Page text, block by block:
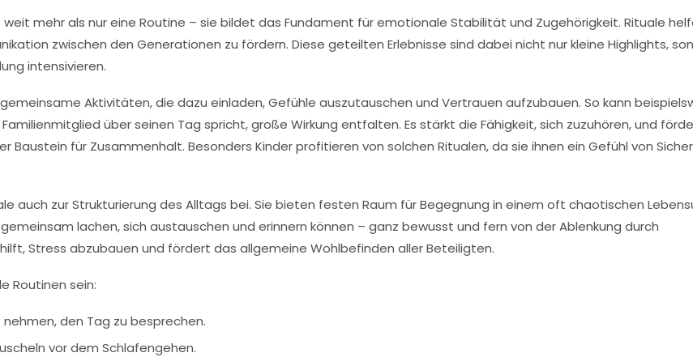
mehr als nur eine Routine – sie bildet das Fundament für emotionale Stabilität und Zugehörigkeit. Rituale
zwischen den Generationen zu fördern. Diese geteilten Erlebnisse sind dabei nicht nur kleine Highlights,
intensivieren.
Aktivitäten, die dazu einladen, Gefühle auszutauschen und Vertrauen aufzubauen. So kann
über seinen Tag spricht, große Wirkung entfalten. Es stärkt die Fähigkeit, sich zuzuhören, und
Baustein für Zusammenhalt. Besonders Kinder profitieren von solchen Ritualen, da sie ihnen ein Gefühl von
auch zur Strukturierung des Alltags bei. Sie bieten festen Raum für Begegnung in einem oft chaotischen
lachen, sich austauschen und erinnern können – ganz bewusst und fern von der Ablenkung durch
Stress abzubauen und fördert das allgemeine Wohlbefinden aller Beteiligten.
Routinen sein:
den Tag zu besprechen.
vor dem Schlafengehen.